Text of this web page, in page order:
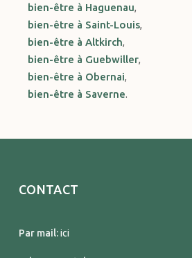
bien-être à Haguenau,
bien-être à Saint-Louis,
bien-être à Altkirch,
bien-être à Guebwiller,
bien-être à Obernai,
bien-être à Saverne.
CONTACT
Par mail:ici